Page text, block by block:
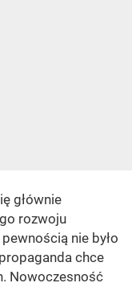
głównie
rozwoju
nie było
chce
Nowoczesność